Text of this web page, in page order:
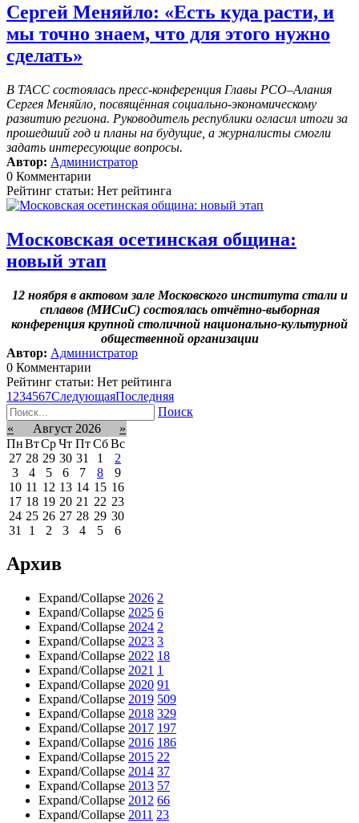
Сергей Меняйло: «Есть куда расти, и
мы точно знаем, что для этого нужно
сделать»
В ТАСС состоялась пресс-конференция Главы РСО–Алания
Сергея Меняйло, посвящённая социально-экономическому
развитию региона. Руководитель республики огласил итоги за
прошедший год и планы на будущие, а журналисты смогли
задать интересующие вопросы.
Автор: Администратор
0 Комментарии
Рейтинг статьи: Нет рейтинга
Московская осетинская община:
новый этап
12 ноября в актовом зале Московского института стали и
сплавов (МИСиС) состоялась отчётно-выборная
конференция крупной столичной национально-культурной
общественной организации
Автор: Администратор
0 Комментарии
Рейтинг статьи: Нет рейтинга
1 234567СледующаяПоследняя
Поиск
«
Август 2026
»
ПнВтСрЧт Пт Сб Вс
27 28 29 30 31 1
2
3
4 5 6 7 8
9
10 11 12 13 14 15 16
17 18 19 20 21 22 23
24 25 26 27 28 29 30
31
1 2 3 4 5 6
Архив
Expand/Collapse 2026 2
Expand/Collapse 2025 6
Expand/Collapse 2024 2
Expand/Collapse 2023 3
Expand/Collapse 2022 18
Expand/Collapse 2021 1
Expand/Collapse 2020 91
Expand/Collapse 2019 509
Expand/Collapse 2018 329
Expand/Collapse 2017 197
Expand/Collapse 2016 186
Expand/Collapse 2015 22
Expand/Collapse 2014 37
Expand/Collapse 2013 57
Expand/Collapse 2012 66
Expand/Collapse 2011 23